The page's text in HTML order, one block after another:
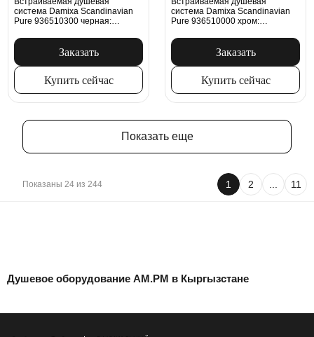
система Damixa Scandinavian
Pure 936510300 черная:
ручной душ, излив
Заказать
Купить сейчас
система Damixa Scandinavian
Pure 936510000 хром:
ручной душ, излив
Заказать
Купить сейчас
Показать еще
Показаны 24 из 244 1 2 ... 11
Душевое оборудование AM.PM в Кыргызстане